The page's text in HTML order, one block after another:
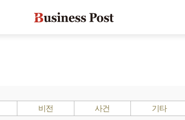
비전 사건 기타